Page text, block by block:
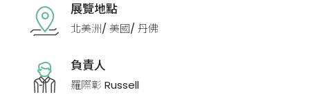
展覽地點
北美洲/ 美國/ 丹佛
負責人
羅際彰 Russell